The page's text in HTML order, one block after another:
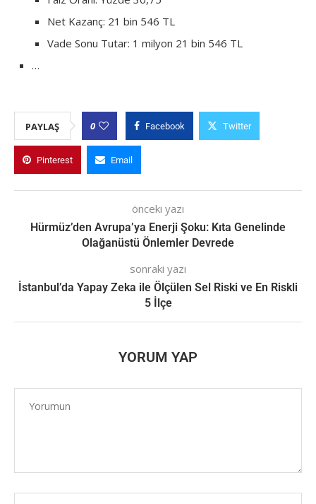
Net Kazanç: 21 bin 546 TL
Vade Sonu Tutar: 1 milyon 21 bin 546 TL
…
PAYLAŞ 0 Facebook Twitter
Pinterest Email
önceki yazı
Hürmüz’den Avrupa’ya Enerji Şoku: Kıta Genelinde
Olağanüstü Önlemler Devrede
sonraki yazı
İstanbul’da Yapay Zeka ile Ölçülen Sel Riski ve En Riskli
5 İlçe
YORUM YAP